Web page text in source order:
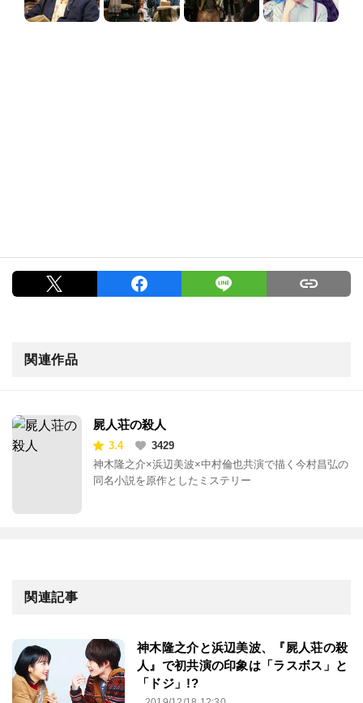
関連作品
屍人荘の殺人
3.4
3429
神木隆之介×浜辺美波×中村倫也共演で描く今村昌弘の
同名小説を原作としたミステリー
関連記事
神木隆之介と浜辺美波、『屍人荘の殺
人』で初共演の印象は「ラスボス」と
「ドジ」!?